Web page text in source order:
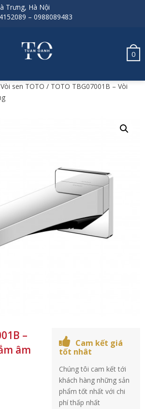
Trưng, Hà Nội
– 0988089483
0
Vòi sen TOTO / TOTO TBG07001B – Vòi
–
âm
Cam kết giá
tốt nhât
Chúng tôi cam kết tới
khách hàng những sản
phẩm tốt nhất với chi
phí thấp nhất